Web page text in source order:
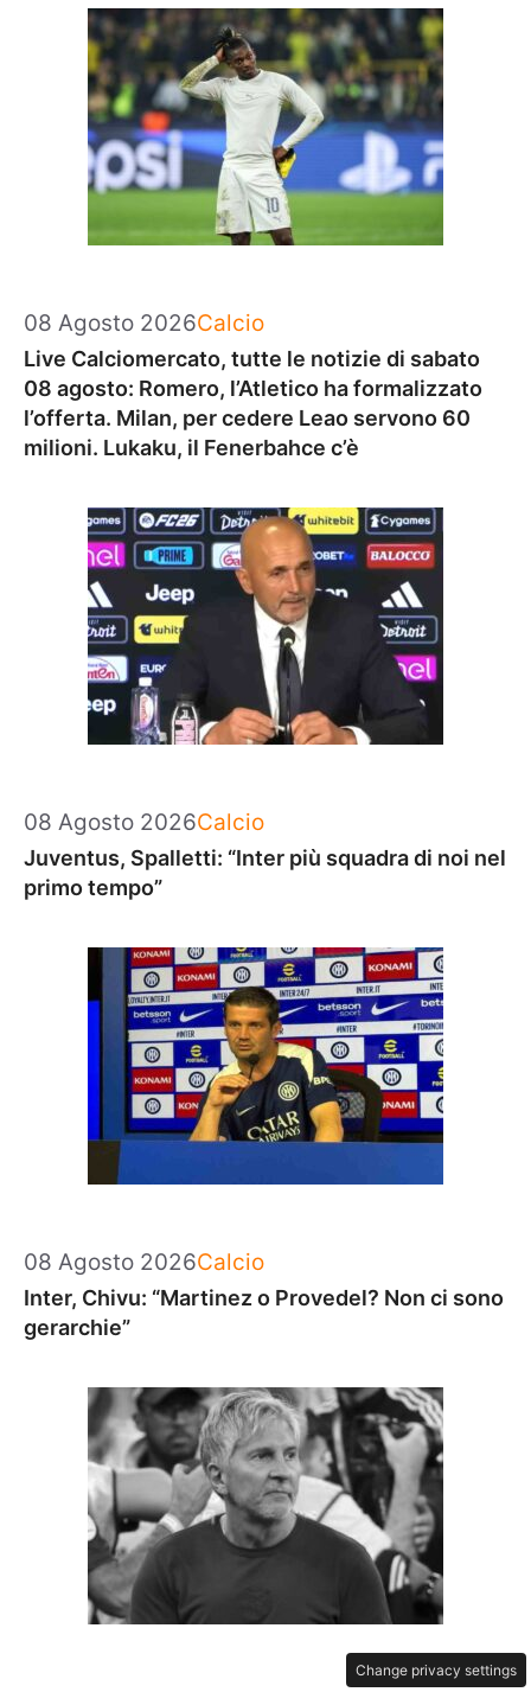
08 Agosto 2026Categorie
Calcio
Live Calciomercato, tutte le notizie di sabato
08 agosto: Romero, l’Atletico ha formalizzato
l’offerta. Milan, per cedere Leao servono 60
milioni. Lukaku, il Fenerbahce c’è
08 Agosto 2026Categorie
Calcio
Juventus, Spalletti: “Inter più squadra di noi nel
primo tempo”
08 Agosto 2026Categorie
Calcio
Inter, Chivu: “Martinez o Provedel? Non ci sono
gerarchie”
Change privacy settings